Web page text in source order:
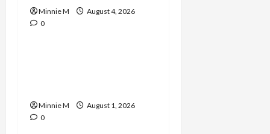
Minnie M
August 4, 2026
0Celebrities
Minnie M
August 1, 2026
0